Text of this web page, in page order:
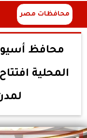
محافظات مصر
محافظ
المحلية
لمدن